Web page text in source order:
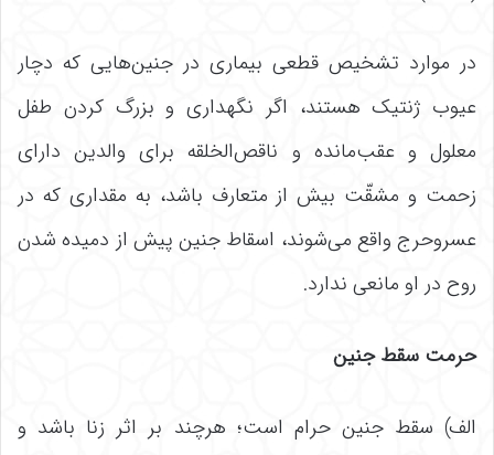
در موارد تشخیص قطعی بیماری در جنین‌هایی که دچار
عیوب ژنتیک هستند، اگر نگهداری و بزرگ کردن طفل
معلول و عقب‌مانده و ناقص‌الخلقه برای والدین دارای
زحمت و مشقّت بیش از متعارف باشد، به مقداری که در
عسروحرج واقع می‌شوند، اسقاط جنین پیش از دمیده شدن
روح در او مانعی ندارد.
حرمت سقط جنین
الف) سقط جنین حرام است؛ هرچند بر اثر زنا باشد و